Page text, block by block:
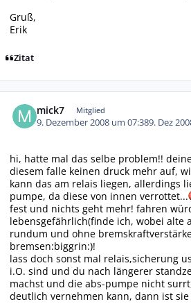
Gruß,
Erik
Zitat
mick7 Mitglied
9. Dezember 2008 um 07:389. Dez
hi, hatte mal das selbe problem!!
diesem falle keinen druck mehr auf,
kann das am relais liegen, allerdings
pumpe, da diese von innen verrottet...
fest und nichts geht mehr! fahren
lebensgefährlich(finde ich, wobei alte
rundum und ohne
bremsen:biggrin:)!
lass doch sonst mal relais,sicherung
i.O. sind und du nach längerer
machst und die abs-pumpe nicht
deutlich vernehmen kann, dann ist